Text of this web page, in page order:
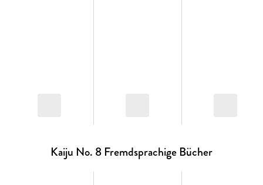
Kaiju No. 8 Fremdsprachige Bücher